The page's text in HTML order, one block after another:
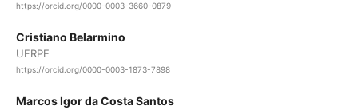
https://orcid.org/0000-0003-3660-0879
Cristiano Belarmino
UFRPE
https://orcid.org/0000-0003-1873-7898
Marcos Igor da Costa Santos